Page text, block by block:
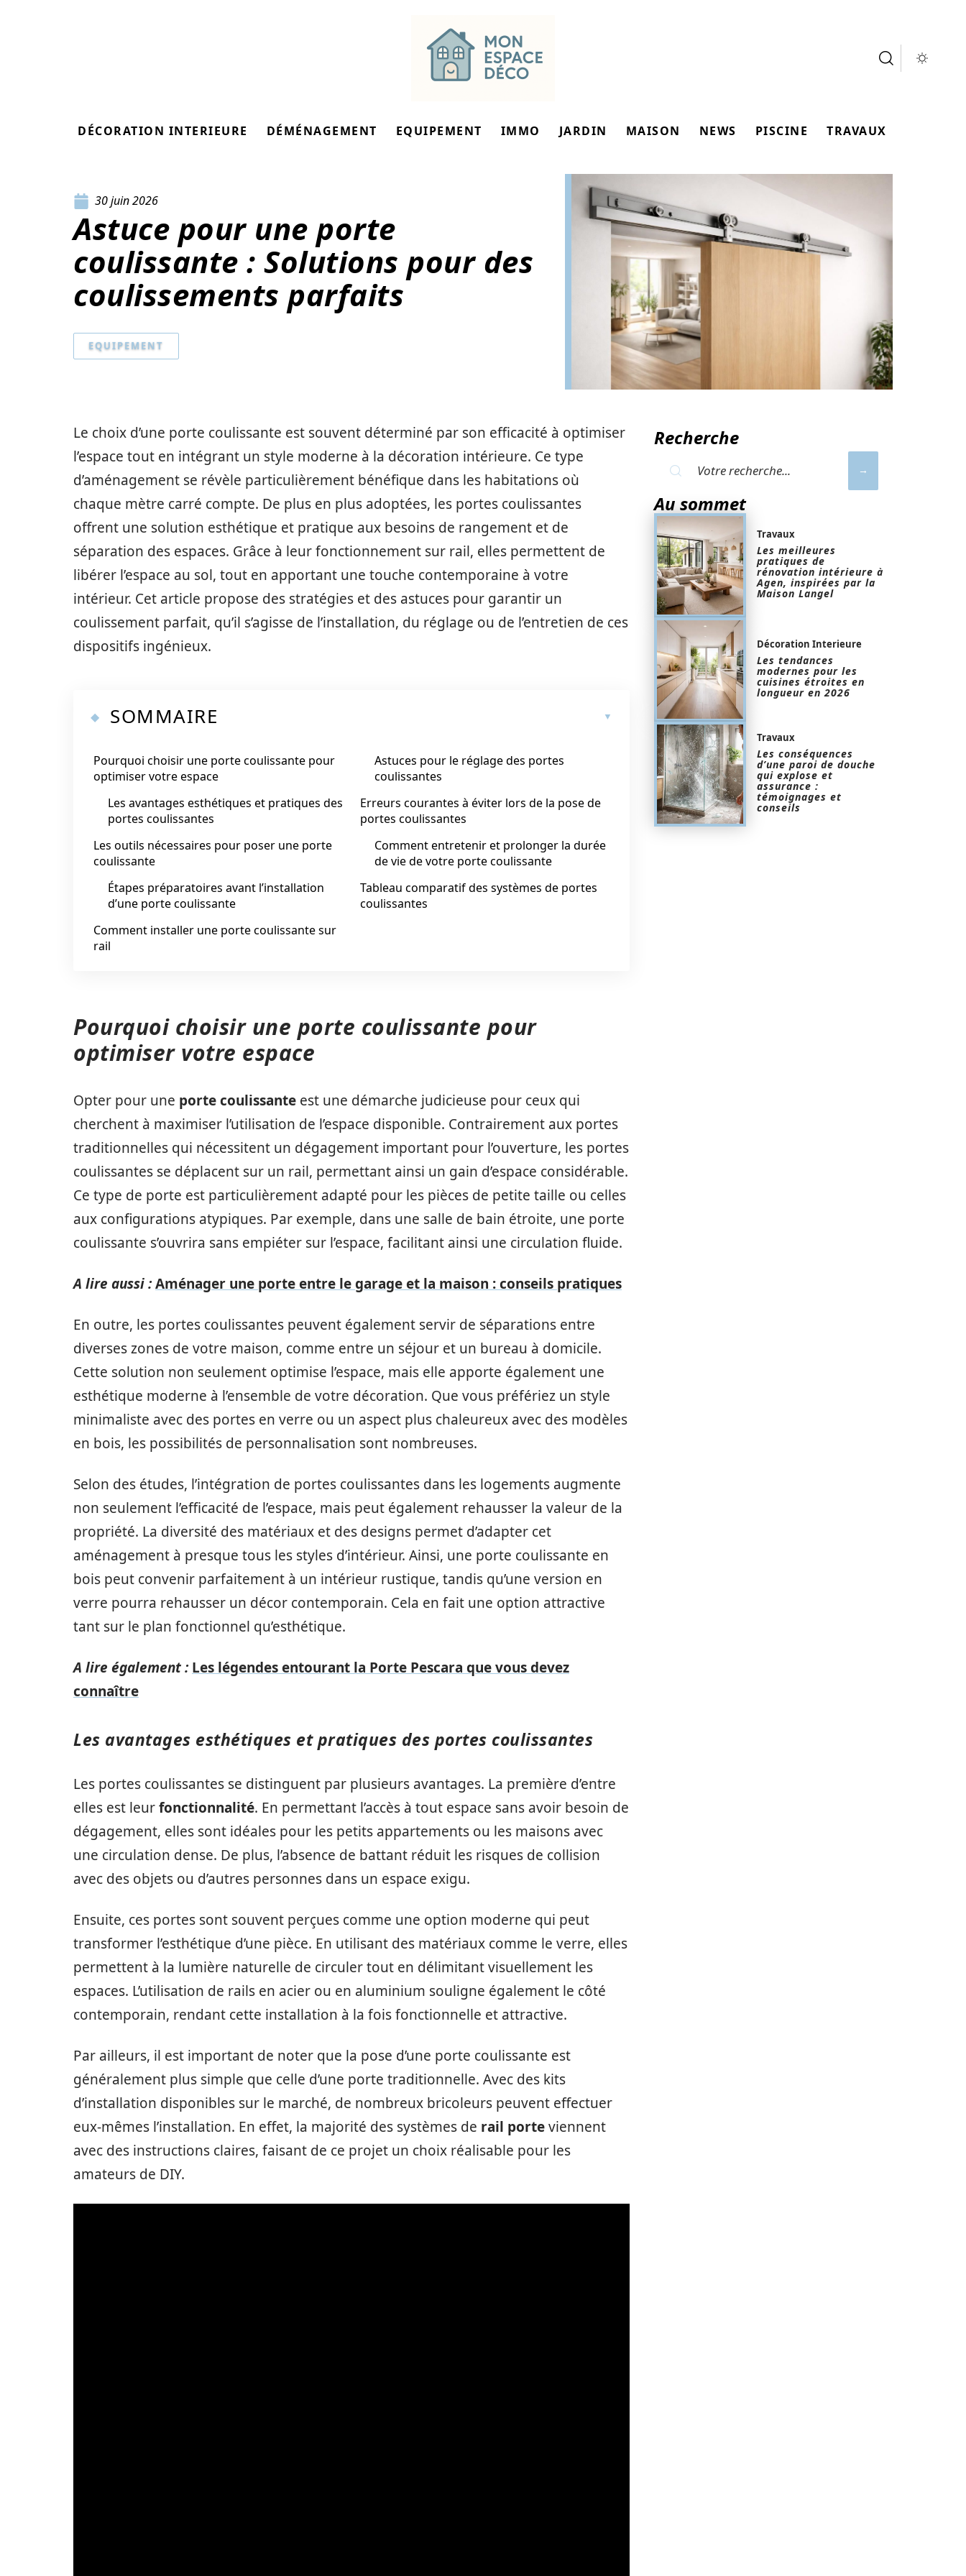
DÉCORATION INTERIEURE DÉMÉNAGEMENT EQUIPEMENT IMMO JARDIN MAISON NEWS PISCINE TRAVAUX
30 juin 2026
Astuce pour une porte
coulissante : Solutions pour des
coulissements parfaits
EQUIPEMENT
Le choix d’une porte coulissante est souvent déterminé par son efficacité à optimiser
l’espace tout en intégrant un style moderne à la décoration intérieure. Ce type
d’aménagement se révèle particulièrement bénéfique dans les habitations où
chaque mètre carré compte. De plus en plus adoptées, les portes coulissantes
offrent une solution esthétique et pratique aux besoins de rangement et de
séparation des espaces. Grâce à leur fonctionnement sur rail, elles permettent de
libérer l’espace au sol, tout en apportant une touche contemporaine à votre
intérieur. Cet article propose des stratégies et des astuces pour garantir un
coulissement parfait, qu’il s’agisse de l’installation, du réglage ou de l’entretien de ces
dispositifs ingénieux.
SOMMAIRE
Pourquoi choisir une porte coulissante pour
optimiser votre espace
Les avantages esthétiques et pratiques des
portes coulissantes
Les outils nécessaires pour poser une porte
coulissante
Étapes préparatoires avant l’installation
d’une porte coulissante
Comment installer une porte coulissante sur
rail
Astuces pour le réglage des portes
coulissantes
Erreurs courantes à éviter lors de la pose de
portes coulissantes
Comment entretenir et prolonger la durée
de vie de votre porte coulissante
Tableau comparatif des systèmes de portes
coulissantes
Pourquoi choisir une porte coulissante pour
optimiser votre espace
Opter pour une porte coulissante est une démarche judicieuse pour ceux qui
cherchent à maximiser l’utilisation de l’espace disponible. Contrairement aux portes
traditionnelles qui nécessitent un dégagement important pour l’ouverture, les portes
coulissantes se déplacent sur un rail, permettant ainsi un gain d’espace considérable.
Ce type de porte est particulièrement adapté pour les pièces de petite taille ou celles
aux configurations atypiques. Par exemple, dans une salle de bain étroite, une porte
coulissante s’ouvrira sans empiéter sur l’espace, facilitant ainsi une circulation fluide.
A lire aussi :Aménager une porte entre le garage et la maison : conseils pratiques
En outre, les portes coulissantes peuvent également servir de séparations entre
diverses zones de votre maison, comme entre un séjour et un bureau à domicile.
Cette solution non seulement optimise l’espace, mais elle apporte également une
esthétique moderne à l’ensemble de votre décoration. Que vous préfériez un style
minimaliste avec des portes en verre ou un aspect plus chaleureux avec des modèles
en bois, les possibilités de personnalisation sont nombreuses.
Selon des études, l’intégration de portes coulissantes dans les logements augmente
non seulement l’efficacité de l’espace, mais peut également rehausser la valeur de la
propriété. La diversité des matériaux et des designs permet d’adapter cet
aménagement à presque tous les styles d’intérieur. Ainsi, une porte coulissante en
bois peut convenir parfaitement à un intérieur rustique, tandis qu’une version en
verre pourra rehausser un décor contemporain. Cela en fait une option attractive
tant sur le plan fonctionnel qu’esthétique.
A lire également : Les légendes entourant la Porte Pescara que vous devez
connaître
Les avantages esthétiques et pratiques des portes coulissantes
Les portes coulissantes se distinguent par plusieurs avantages. La première d’entre
elles est leurfonctionnalité. En permettant l’accès à tout espace sans avoir besoin de
dégagement, elles sont idéales pour les petits appartements ou les maisons avec
une circulation dense. De plus, l’absence de battant réduit les risques de collision
avec des objets ou d’autres personnes dans un espace exigu.
Ensuite, ces portes sont souvent perçues comme une option moderne qui peut
transformer l’esthétique d’une pièce. En utilisant des matériaux comme le verre, elles
permettent à la lumière naturelle de circuler tout en délimitant visuellement les
espaces. L’utilisation de rails en acier ou en aluminium souligne également le côté
contemporain, rendant cette installation à la fois fonctionnelle et attractive.
Par ailleurs, il est important de noter que la pose d’une porte coulissante est
généralement plus simple que celle d’une porte traditionnelle. Avec des kits
d’installation disponibles sur le marché, de nombreux bricoleurs peuvent effectuer
eux-mêmes l’installation. En effet, la majorité des systèmes de rail porteviennent
avec des instructions claires, faisant de ce projet un choix réalisable pour les
amateurs de DIY.
Recherche
Au sommet
Travaux
Les meilleures
pratiques de
rénovation intérieure à
Agen, inspirées par la
Maison Langel
Décoration Interieure
Les tendances
modernes pour les
cuisines étroites en
longueur en 2026
Travaux
Les conséquences
d’une paroi de douche
qui explose et
assurance :
témoignages et
conseils